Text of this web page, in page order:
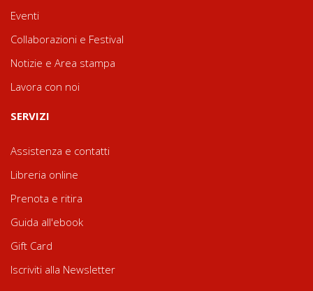
Eventi
Collaborazioni e Festival
Notizie e Area stampa
Lavora con noi
SERVIZI
Assistenza e contatti
Libreria online
Prenota e ritira
Guida all'ebook
Gift Card
Iscriviti alla Newsletter